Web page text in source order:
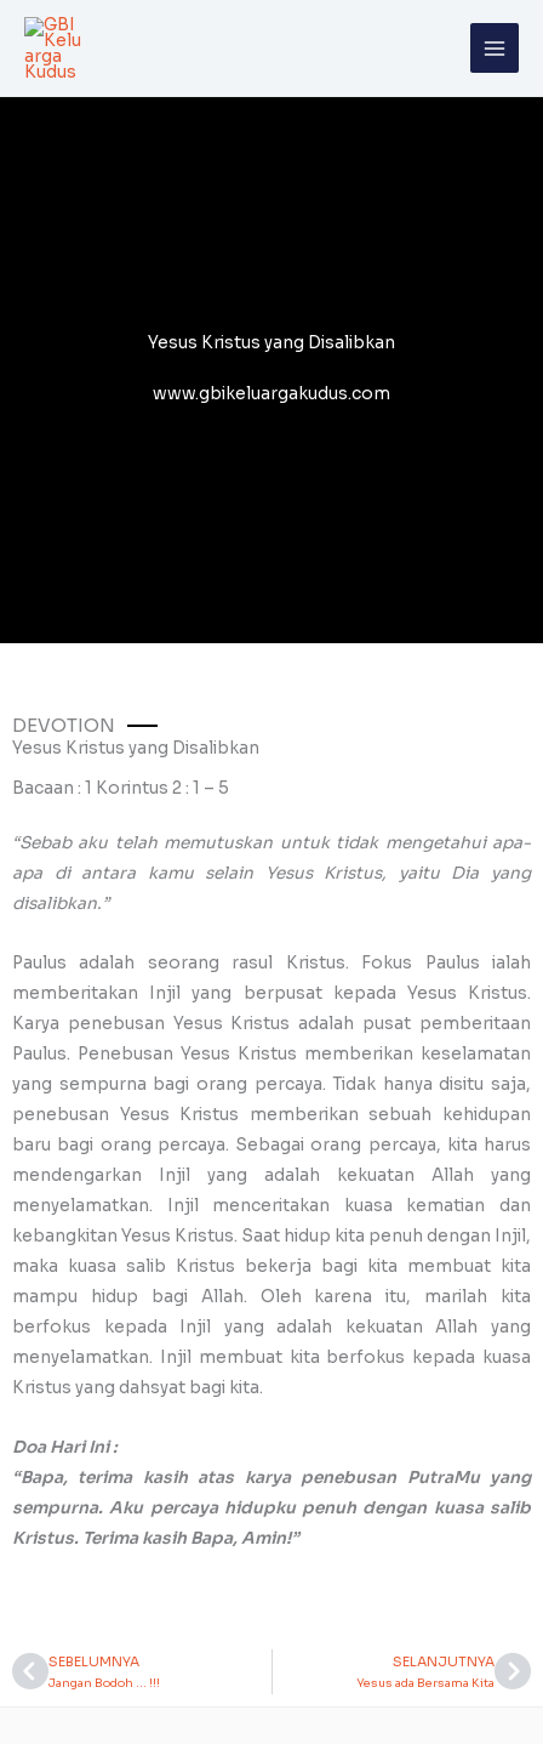
Skip
content
Yesus Kristus yang Disalibkan
www.gbikeluargakudus.com
DEVOTION
Yesus Kristus yang Disalibkan
Bacaan : 1 Korintus 2 : 1 – 5
“Sebab aku telah memutuskan untuk tidak mengetahui apa-
apa di antara kamu selain Yesus Kristus, yaitu Dia yang
disalibkan.”
Paulus adalah seorang rasul Kristus. Fokus Paulus ialah
memberitakan Injil yang berpusat kepada Yesus Kristus.
Karya penebusan Yesus Kristus adalah pusat pemberitaan
Paulus. Penebusan Yesus Kristus memberikan keselamatan
yang sempurna bagi orang percaya. Tidak hanya disitu saja,
penebusan Yesus Kristus memberikan sebuah kehidupan
baru bagi orang percaya. Sebagai orang percaya, kita harus
mendengarkan Injil yang adalah kekuatan Allah yang
menyelamatkan. Injil menceritakan kuasa kematian dan
kebangkitan Yesus Kristus. Saat hidup kita penuh dengan Injil,
maka kuasa salib Kristus bekerja bagi kita membuat kita
mampu hidup bagi Allah. Oleh karena itu, marilah kita
berfokus kepada Injil yang adalah kekuatan Allah yang
menyelamatkan. Injil membuat kita berfokus kepada kuasa
Kristus yang dahsyat bagi kita.
Doa Hari Ini :
“Bapa, terima kasih atas karya penebusan PutraMu yang
sempurna. Aku percaya hidupku penuh dengan kuasa salib
Kristus. Terima kasih Bapa, Amin!”
Prev
SEBELUMNYA
Jangan Bodoh … !!!
SELANJUTNYA
Yesus ada Bersama Kita